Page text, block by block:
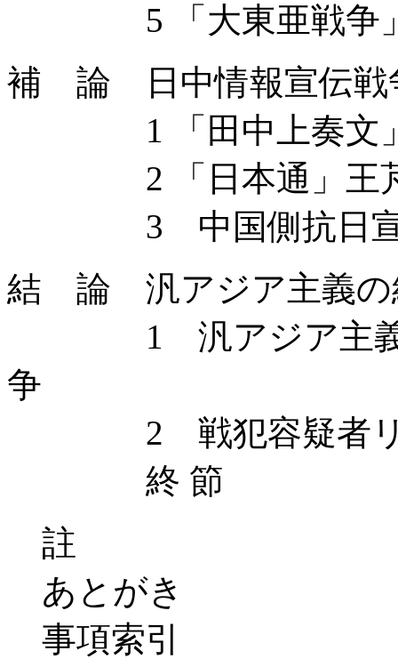
5 「大東亜戦争」
補 論 日中情報宣伝戦
1 「田中上奏文」
2 「日本通」王芃
3 中国側抗日宣伝
結 論 汎アジア主義の
1 汎アジア主義に
争
2 戦犯容疑者リス
終 節
註
あとがき
事項索引